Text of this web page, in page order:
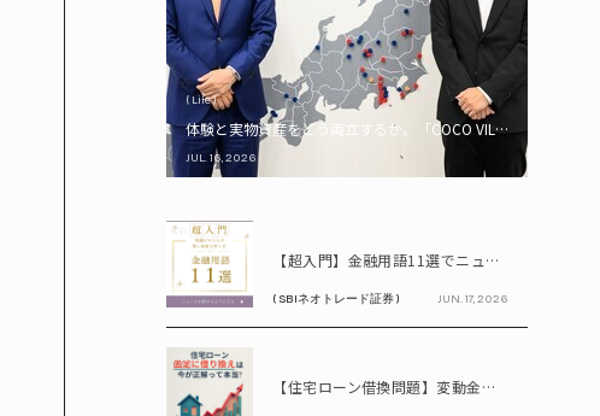
( Life )
体験と実物資産をどう両立するか。「COCO VILLA Owners」
JUL. 16, 2026
PR
【超入門】金融用語11選でニュースが読める！ 知識ゼロからの賢い資産の育て方
( SBIネオトレード証券 ) JUN. 17, 2026
PR
【住宅ローン借換問題】変動金利が上昇中!! 固定に借り換えるなら今が正解って本当? シミュレーションで比較してみよう